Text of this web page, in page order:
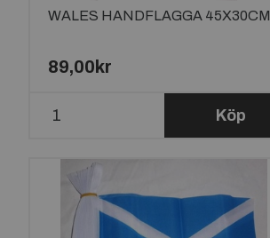
WALES HANDFLAGGA 45X30CM
89,00kr
Köp